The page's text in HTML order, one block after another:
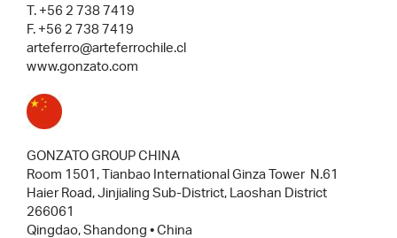
T. +56 2 738 7419
F. +56 2 738 7419
arteferro@arteferrochile.cl
www.gonzato.com
GONZATO GROUP CHINA
Room 1501, Tianbao International Ginza Tower N.61
Haier Road, Jinjialing Sub-District, Laoshan District
266061
Qingdao, Shandong • China